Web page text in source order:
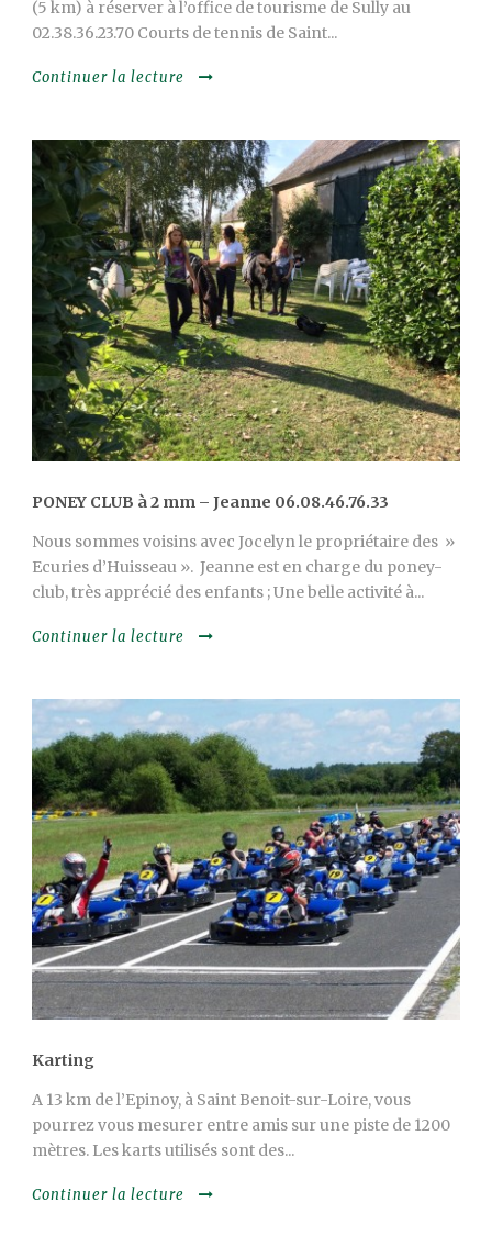
(5 km) à réserver à l’office de tourisme de Sully au
02.38.36.23.70 Courts de tennis de Saint...
Continuer la lecture
PONEY CLUB à 2 mm – Jeanne 06.08.46.76.33
Nous sommes voisins avec Jocelyn le propriétaire des »
Ecuries d’Huisseau ». Jeanne est en charge du poney-
club, très apprécié des enfants ; Une belle activité à...
Continuer la lecture
Karting
A 13 km de l’Epinoy, à Saint Benoit-sur-Loire, vous
pourrez vous mesurer entre amis sur une piste de 1200
mètres. Les karts utilisés sont des...
Continuer la lecture